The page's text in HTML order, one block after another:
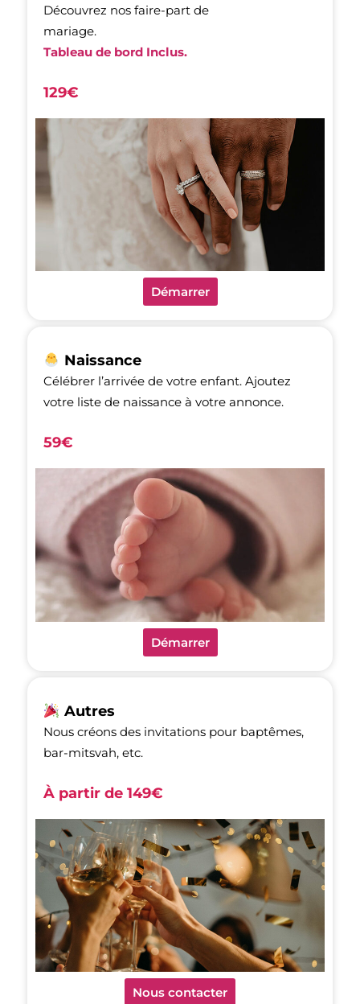
Découvrez nos faire-part de
mariage.
Tableau de bord Inclus.
129€
Démarrer
Naissance
Célébrer l’arrivée de votre enfant. Ajoutez
votre liste de naissance à votre annonce.
59€
Démarrer
Autres
Nous créons des invitations pour baptêmes,
bar-mitsvah, etc.
À partir de 149€
Nous contacter